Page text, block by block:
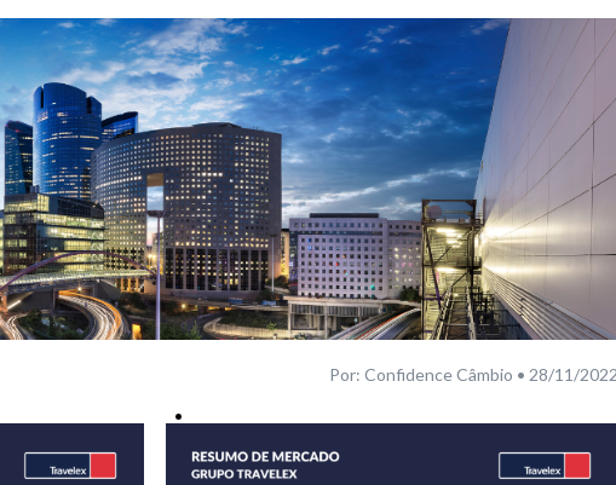
Por: Confidence Câmbio • 28/11/